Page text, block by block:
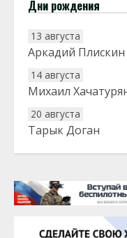
Дни рождения
13 августа
Аркадий Плискин
14 августа
Михаил
20 августа
Тарык Доган
22 августа
25 августа
Сэсэгма Бубеева
28 августа